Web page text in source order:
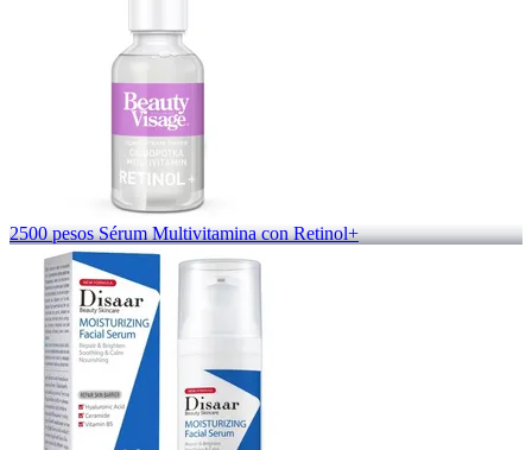
2500 pesos Sérum Multivitamina con Retinol+